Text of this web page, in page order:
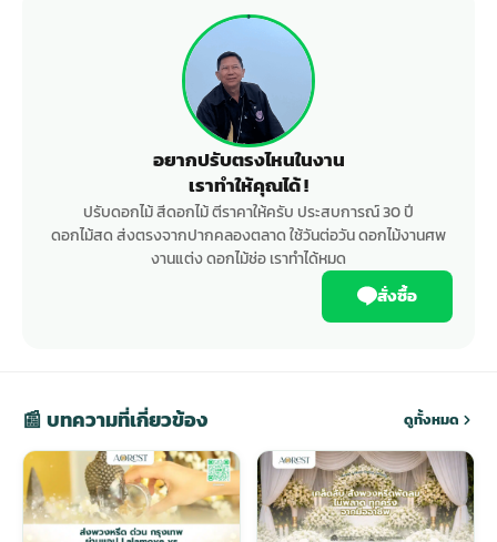
อยากปรับตรงไหนในงาน
เราทำให้คุณได้ !
ปรับดอกไม้ สีดอกไม้ ตีราคาให้ครับ ประสบการณ์ 30 ปี
ดอกไม้สด ส่งตรงจากปากคลองตลาด ใช้วันต่อวัน ดอกไม้งานศพ
งานแต่ง ดอกไม้ช่อ เราทำได้หมด
สั่งซื้อ
📰 บทความที่เกี่ยวข้อง ดูทั้งหมด